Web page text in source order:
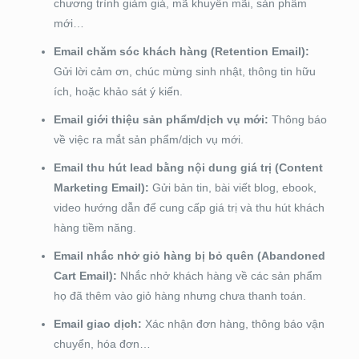
chương trình giảm giá, mã khuyến mãi, sản phẩm
mới…
Email chăm sóc khách hàng (Retention Email):
Gửi lời cảm ơn, chúc mừng sinh nhật, thông tin hữu
ích, hoặc khảo sát ý kiến.
Email giới thiệu sản phẩm/dịch vụ mới: Thông báo
về việc ra mắt sản phẩm/dịch vụ mới.
Email thu hút lead bằng nội dung giá trị (Content
Marketing Email): Gửi bản tin, bài viết blog, ebook,
video hướng dẫn để cung cấp giá trị và thu hút khách
hàng tiềm năng.
Email nhắc nhở giỏ hàng bị bỏ quên (Abandoned
Cart Email): Nhắc nhở khách hàng về các sản phẩm
họ đã thêm vào giỏ hàng nhưng chưa thanh toán.
Email giao dịch: Xác nhận đơn hàng, thông báo vận
chuyển, hóa đơn…